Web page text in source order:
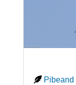
Pibeand